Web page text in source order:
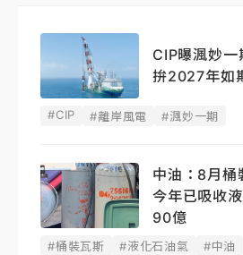
CIP曝渢妙
拚2027年如
#CIP #離岸風電 #渢妙一期
中油：8月
今年已吸收
90億
#桶裝瓦斯 #液化石油氣 #中油